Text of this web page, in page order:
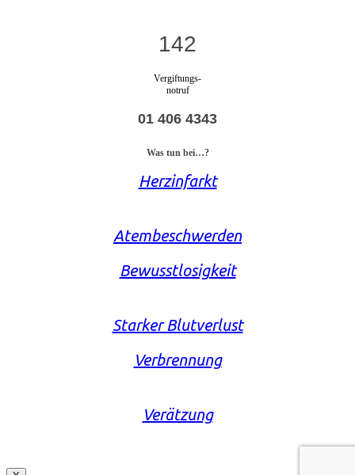
142
Vergiftungs-
notruf
01 406 4343
Was tun bei…?
Herzinfarkt
Atembeschwerden
Bewusstlosigkeit
Starker Blutverlust
Verbrennung
Verätzung